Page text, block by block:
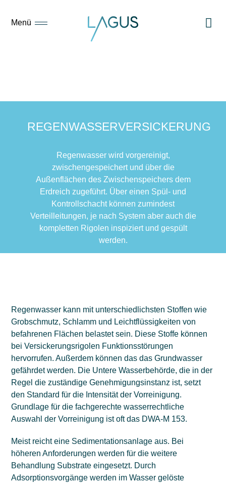
Menü
REGENWASSERVERSICKERUNG
Regenwasser wird vorgereinigt,
zwischengespeichert und über die
Außenflächen des Zwischenspeichers dem
Erdreich zugeführt. Über einen Spül- und
Kontrollschacht können zumindest
Verteilleitungen, je nach System aber auch die
kompletten Rigolen inspiziert und gespült
werden.
Regenwasser kann mit unterschiedlichsten Stoffen wie
Grobschmutz, Schlamm und Leichtflüssigkeiten von
befahrenen Flächen belastet sein. Diese Stoffe können
bei Versickerungsrigolen Funktionsstörungen
hervorrufen. Außerdem können das das Grundwasser
gefährdet werden. Die Untere Wasserbehörde, die in der
Regel die zuständige Genehmigungsinstanz ist, setzt
den Standard für die Intensität der Vorreinigung.
Grundlage für die fachgerechte wasserrechtliche
Auswahl der Vorreinigung ist oft das DWA-M 153.
Meist reicht eine Sedimentationsanlage aus. Bei
höheren Anforderungen werden für die weitere
Behandlung Substrate eingesetzt. Durch
Adsorptionsvorgänge werden im Wasser gelöste